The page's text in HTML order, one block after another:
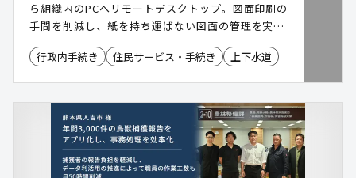
ら組織内のPCへリモートデスクトップ。図面印刷の
手間を削減し、紙を持ち運ばない図面の管理を実現
します。​ ​
行政内手続き
住民サービス・手続き 上下水道